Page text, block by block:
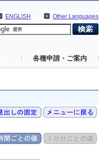
Other Languages
ENGLISH
各種申請・ご案内